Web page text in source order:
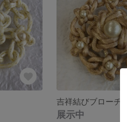
吉祥結びブローチ
展示中